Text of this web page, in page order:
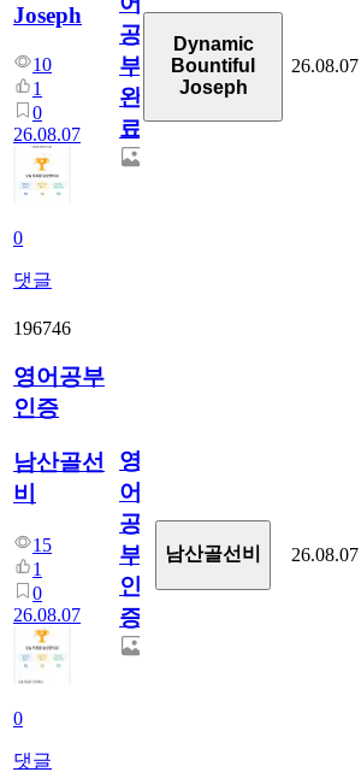
Joseph
10
1
0
26.08.07
0
댓글
공
부
완
료
Dynamic
Bountiful
Joseph
26.08.07
196746
영어공부
인증
남산골선
비
15
1
0
26.08.07
0
댓글
영
어
공
부
인
증
남산골선비 26.08.07